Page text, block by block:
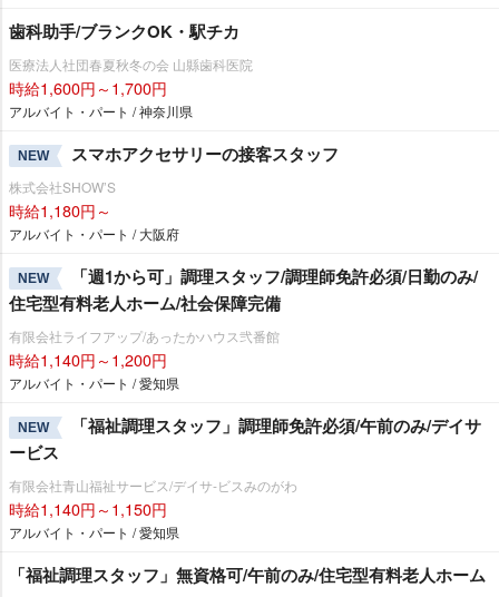
歯科助手/ブランクOK・駅チカ
医療法人社団春夏秋冬の会 山縣歯科医院
時給1,600円～1,700円
アルバイト・パート / 神奈川県
NEW スマホアクセサリーの接客スタッフ
株式会社SHOW’S
時給1,180円～
アルバイト・パート / 大阪府
NEW
「週1から可」調理スタッフ/調理師免許必須/日勤のみ/
住宅型有料老人ホーム/社会保障完備
有限会社ライフアップ/あったかハウス弐番館
時給1,140円～1,200円
アルバイト・パート / 愛知県
NEW
「福祉調理スタッフ」調理師免許必須/午前のみ/デイサ
ービス
有限会社青山福祉サービス/デイサ-ビスみのがわ
時給1,140円～1,150円
アルバイト・パート / 愛知県
「福祉調理スタッフ」無資格可/午前のみ/住宅型有料老人ホーム